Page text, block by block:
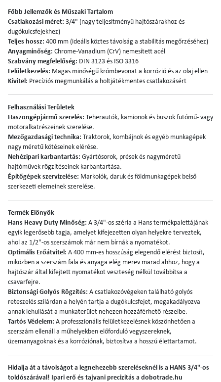
Főbb Jellemzők és Műszaki Tartalom
Csatlakozási méret: 3/4" (nagy teljesítményű hajtószárakhoz és
dugókulcsfejekhez)
Teljes hossz: 400 mm (ideális köztes távolság a stabilitás megőrzéséhez)
Anyagminőség: Chrome-Vanadium (CrV) nemesített acél
Szabvány megfelelőség: DIN 3123 és ISO 3316
Felületkezelés: Magas minőségű krómbevonat a korrózió és az olaj ellen
Kivitel: Precíziós megmunkálás a holtjátékmentes csatlakozásért
Felhasználási Területek
Haszongépjármű szerelés: Teherautók, kamionok és buszok futómű- vagy
motoralkatrészeinek szerelése.
Mezőgazdasági technika: Traktorok, kombájnok és egyéb munkagépek
nagy méretű kötéseinek elérése.
Nehézipari karbantartás: Gyártósorok, prések és nagyméretű
hajtóművek rögzítéseinek karbantartása.
Építőgépek szervizelése: Markolók, daruk és földmunkagépek belső
szerkezeti elemeinek szerelése.
Termék Előnyök
Hans Heavy Duty Minőség: A 3/4"-os széria a Hans termékpalettájának
egyik legerősebb tagja, amelyet kifejezetten olyan helyekre terveztek,
ahol az 1/2"-os szerszámok már nem bírnák a nyomatékot.
Optimális Erőátvitel: A 400 mm-es hosszúság elegendő elérést biztosít,
miközben a szerszám fala és anyaga elég merev marad ahhoz, hogy a
hajtószár által kifejtett nyomatékot veszteség nélkül továbbítsa a
csavarfejre.
Biztonsági Golyós Rögzítés: A csatlakozóvégeken található golyós
reteszelés szilárdan a helyén tartja a dugókulcsfejet, megakadályozva
annak lehullását a munkaterület nehezen hozzáférhető részeibe.
Tartós Védelem: A professzionális felületkezelésnek köszönhetően a
szerszám ellenáll a műhelyekben előforduló vegyszereknek,
üzemanyagoknak és a korróziónak, biztosítva a hosszú élettartamot.
Hidalja át a távolságot a legnehezebb szereléseknél is a HANS 3/4"-os
toldószárával! Ipari erő és tajvani precizitás a dobotrade.hu